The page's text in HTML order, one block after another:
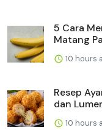
5 Cara
Matang
10 hours
Resep
dan Lumer
10 hours